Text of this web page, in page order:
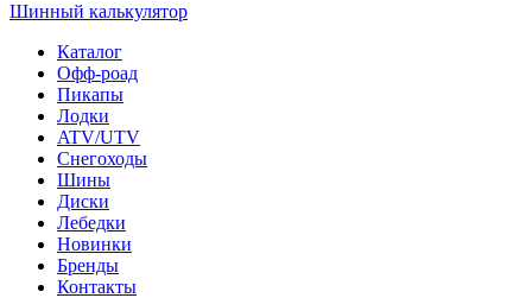
Шинный калькулятор
Каталог
Офф-роад
Пикапы
Лодки
ATV/UTV
Снегоходы
Шины
Диски
Лебедки
Новинки
Бренды
Контакты